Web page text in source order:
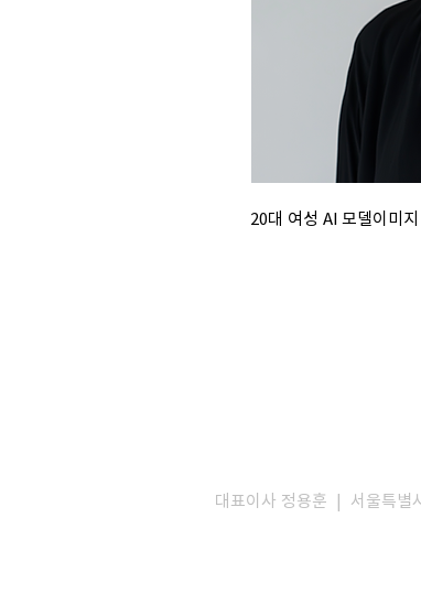
20대 여성 AI 모델이미지
대표이사 정용훈 | 서울특별